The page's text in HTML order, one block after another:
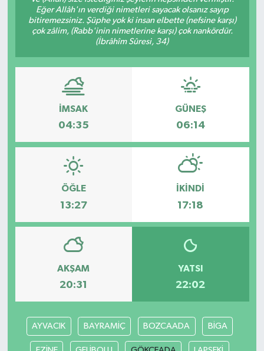
Eğer Allâh'ın verdiği nimetleri sayacak olsanız sayıp
bitiremezsiniz. Şüphe yok ki insan elbette (nefsine karşı)
çok zâlim, (Rabb'inin nimetlerine karşı) çok nankördür.
(İbrâhîm Sûresi, 34)
İMSAK
04:35
GÜNEŞ
06:14
ÖĞLE
13:27
İKINDI
17:18
AKŞAM
20:31
YATSI
22:02
AYVACIK BAYRAMİÇ BOZCAADA BİGA